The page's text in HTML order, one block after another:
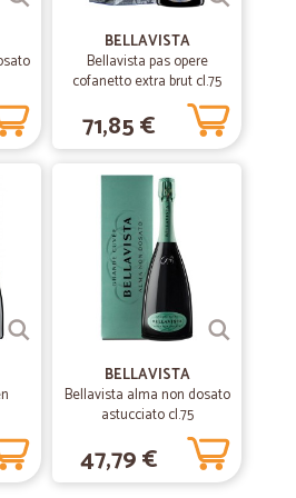
un po e mi trovo bene
12/04/2020
B.
BELLAVISTA
Bellavista pas opere
cofanetto extra brut cl.75
71,85 €
BELLAVISTA
Bellavista alma non dosato
astucciato cl.75
47,79 €